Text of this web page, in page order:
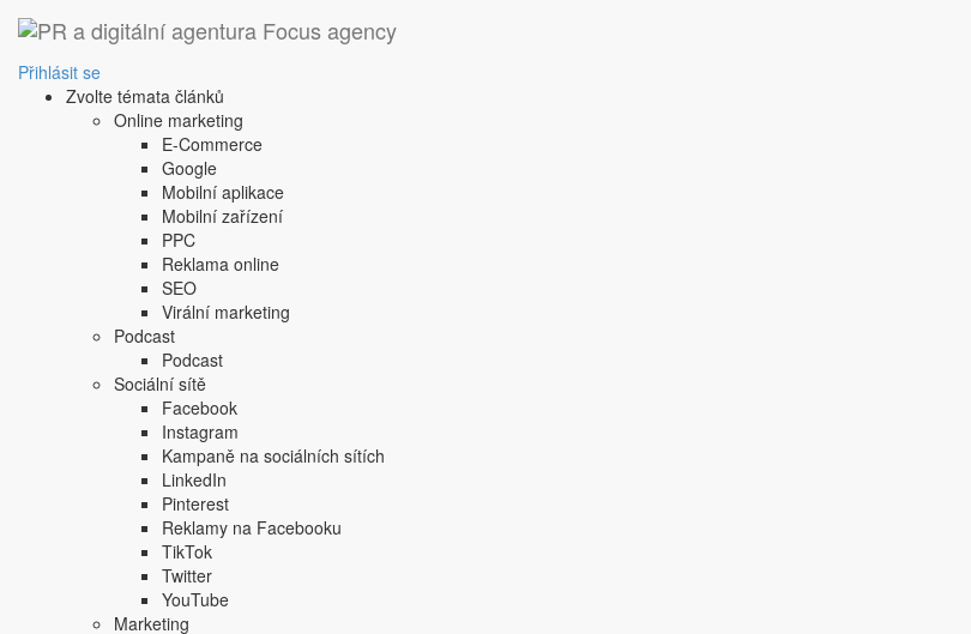
Přihlásit se
Zvolte témata článků
Online marketing
E-Commerce
Google
Mobilní aplikace
Mobilní zařízení
PPC
Reklama online
SEO
Virální marketing
Podcast
Podcast
Sociální sítě
Facebook
Instagram
Kampaně na sociálních sítích
LinkedIn
Pinterest
Reklamy na Facebooku
TikTok
Twitter
YouTube
Marketing